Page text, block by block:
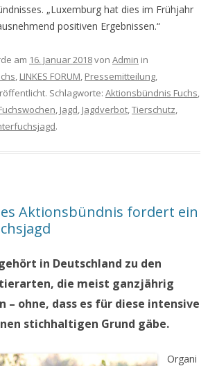
„Luxemburg hat dies im Frühjahr
positiven Ergebnissen.“
am 16. Januar 2018von Admin in
, LINKES FORUM, Pressemitteilung,
Schlagworte: Aktionsbündnis Fuchs,
, Jagd, Jagdverbot,Tierschutz,
.
Aktionsbündnis fordert ein
in Deutschland zu den
die meist ganzjährig
– ohne, dass es für diese intensive
stichhaltigen Grund gäbe.
Organi